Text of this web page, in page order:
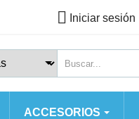
 Iniciar sesión
ACCESORIOS